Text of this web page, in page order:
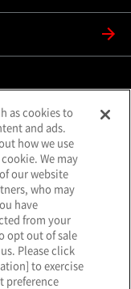
） （別ウィンドウで開
（別ウィンドウで開
ルマガジン（別ウィンド
ー
as cookies to
and ads.
how we use
We may
our website
who may
have
from your
opt out of sale
Please click
to exercise
preference